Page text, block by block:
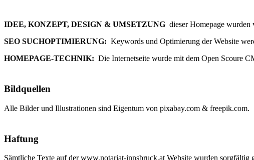
IDEE, KONZEPT, DESIGN & UMSETZUNG dieser Homepage wurden
SEO SUCHOPTIMIERUNG: Keywords und Optimierung der Website
HOMEPAGE-TECHNIK: Die Internetseite wurde mit dem Open Scoure
Bildquellen
Alle Bilder und Illustrationen sind Eigentum von pixabay.com & freepik.com.
Haftung
Sämtliche Texte auf der www.notariat-innsbruck.at Website wurden